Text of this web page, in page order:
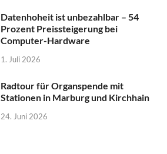
Datenhoheit ist unbezahlbar – 54
Prozent Preissteigerung bei
Computer-Hardware
1. Juli 2026
Radtour für Organspende mit
Stationen in Marburg und Kirchhain
24. Juni 2026